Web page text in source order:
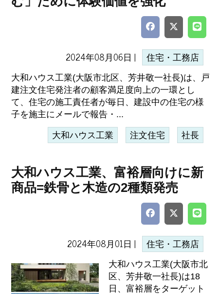
2024年08月06日 | 住宅・工務店
大和ハウス工業(大阪市北区、芳井敬一社長)は、戸
建注文住宅発注者の顧客満足度向上の一環とし
て、住宅の施工責任者が毎日、建設中の住宅の様
子を施主にメールで報告・...
大和ハウス工業 注文住宅 社長
大和ハウス工業、富裕層向けに新
商品=鉄骨と木造の2種類発売
2024年08月01日 | 住宅・工務店
大和ハウス工業(大阪市北
区、芳井敬一社長)は18
日、富裕層をターゲット